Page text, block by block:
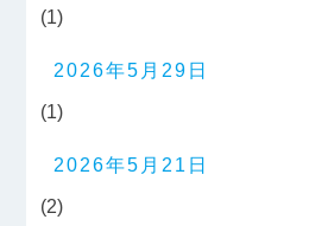
(1)
2026年5月29日
(1)
2026年5月21日
(2)